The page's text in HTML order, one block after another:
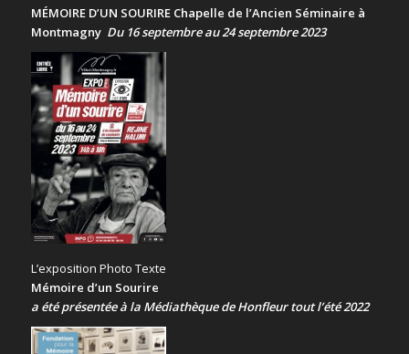
MÉMOIRE D’UN SOURIRE Chapelle de l’Ancien Séminaire à
Montmagny Du 16 septembre au 24 septembre 2023
L’exposition Photo Texte
Mémoire d’un Sourire
a été présentéeà la Médiathèque de Honfleur tout l’été 2022